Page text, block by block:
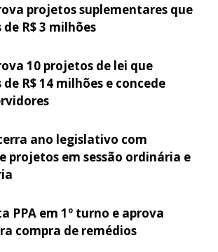
projetos suplementares que
R$ 3 milhões
10 projetos de lei que
R$ 14 milhões e concede
ano legislativo com
projetos em sessão ordinária e
PPA em 1º turno e aprova
compra de remédios